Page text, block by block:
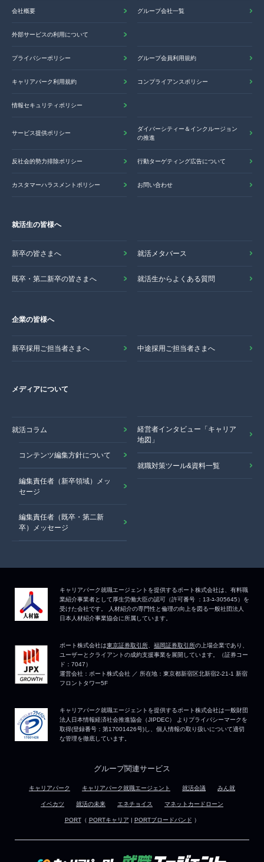
会社概要 グループ会社一覧
外部サービスの利用について
プライバシーポリシー グループ会員利用規約
キャリアパーク利用規約 コンプライアンスポリシー
情報セキュリティポリシー
サービス提供ポリシー
ダイバーシティー＆インクルージョン
の推進
反社会的勢力排除ポリシー 行動ターゲティング広告について
カスタマーハラスメントポリシー お問い合わせ
就活生の皆様へ
新卒の皆さまへ 就活メタバース
既卒・第二新卒の皆さまへ 就活生からよくある質問
企業の皆様へ
新卒採用ご担当者さまへ 中途採用ご担当者さまへ
メディアについて
就活コラム
コンテンツ編集方針について
編集責任者（新卒領域）メッ
セージ
編集責任者（既卒・第二新
卒）メッセージ
経営者インタビュー「キャリア
地図」
就職対策ツール&資料一覧